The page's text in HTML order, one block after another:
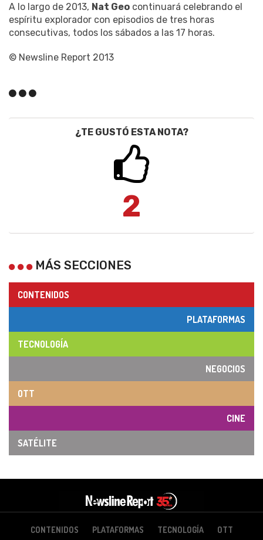
A lo largo de 2013, Nat Geo continuará celebrando el
espíritu explorador con episodios de tres horas
consecutivas, todos los sábados a las 17 horas.
© Newsline Report 2013
¿TE GUSTÓ ESTA NOTA?
2
MÁS SECCIONES
CONTENIDOS
PLATAFORMAS
TECNOLOGÍA
NEGOCIOS
OTT
CINE
SATÉLITE
CONTENIDOS PLATAFORMAS TECNOLOGÍA OTT